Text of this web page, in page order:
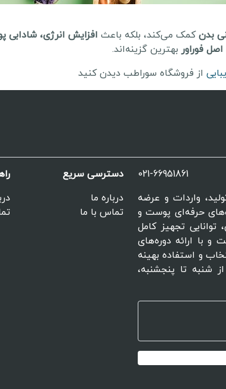
بدنکمک می‌کند، بلکه باعث افزایش انرژی،
فوراور بهترین گزینه‌اند.
از فروشگاه سوراطب دیدن کنید
021-66951861
تولید، واردات و عرضه
حرفه‌ای پوست و
تجهیز کامل
و با ارائه دوره‌های
و استفاده بهینه
شنبه تا پنجشنبه،
دسترسی سریع
درباره ما
تماس با ما